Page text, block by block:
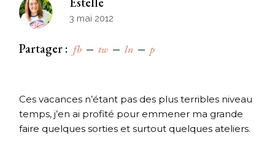
3 mai 2012
Partager : fb tw ln p
Ces vacances n’étant pas des plus terribles niveau
temps, j’en ai profité pour emmener ma grande
faire quelques sorties et surtout quelques ateliers.